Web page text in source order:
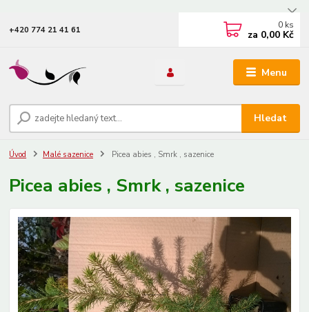
Menu
Hledat
+420 774 21 41 61 0 ks
za 0,00 Kč
Úvod Malé sazenice Picea abies , Smrk , sazenice
Picea abies , Smrk , sazenice